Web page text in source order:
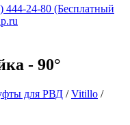
444-24-80 (Бесплатный
- 90°
для РВД /Vitillo /